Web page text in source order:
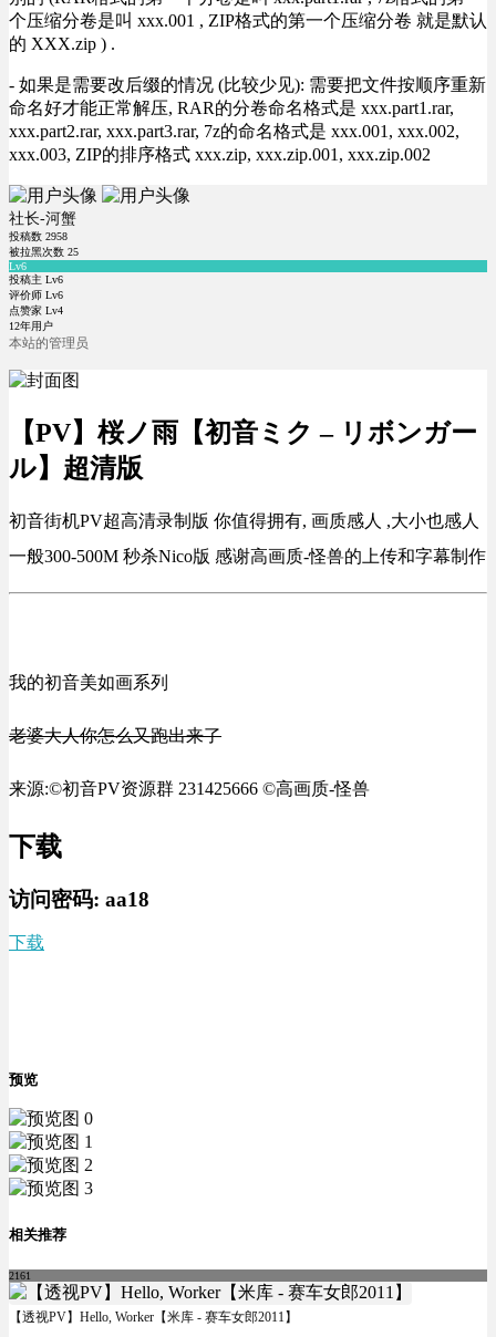
个压缩分卷是叫 xxx.001 , ZIP格式的第一个压缩分卷 就是默认
的 XXX.zip ) .
- 如果是需要改后缀的情况 (比较少见): 需要把文件按顺序重新
命名好才能正常解压, RAR的分卷命名格式是 xxx.part1.rar,
xxx.part2.rar, xxx.part3.rar, 7z的命名格式是 xxx.001, xxx.002,
xxx.003, ZIP的排序格式 xxx.zip, xxx.zip.001, xxx.zip.002
社长-河蟹
投稿数 2958
被拉黑次数 25
Lv6
投稿主 Lv6
评价师 Lv6
点赞家 Lv4
12年用户
本站的管理员
【PV】桜ノ雨【初音ミク – リボンガー
ル】超清版
初音街机PV超高清录制版 你值得拥有, 画质感人 ,大小也感人
一般300-500M 秒杀Nico版 感谢高画质-怪兽的上传和字幕制作
我的初音美如画系列
老婆大人你怎么又跑出来了
来源:©初音PV资源群 231425666 ©高画质-怪兽
下载
访问密码: aa18
下载
预览
相关推荐
2161
【透视PV】Hello, Worker【米库 - 赛车女郎2011】